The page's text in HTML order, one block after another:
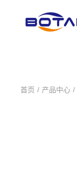
首页 / 产品中心 /